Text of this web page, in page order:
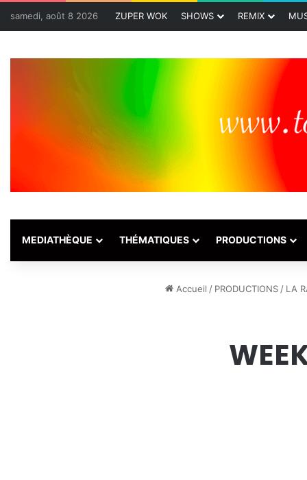
samedi, août 8 2026 ZUPER WOK SHOWS REMIX
MEDIATHÈQUE THÉMATIQUES PRODUCTIONS
Accueil / PRODUCTIONS / LA